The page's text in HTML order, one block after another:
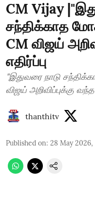
CM Vijay
சந்திக்காத
CM விஜய்
எதிர்ப்பு
"இதுவரை நாடு
விஜய் அறிவிப்புக்கு வந்த
thanthitv
Published on: 28 May 2026,